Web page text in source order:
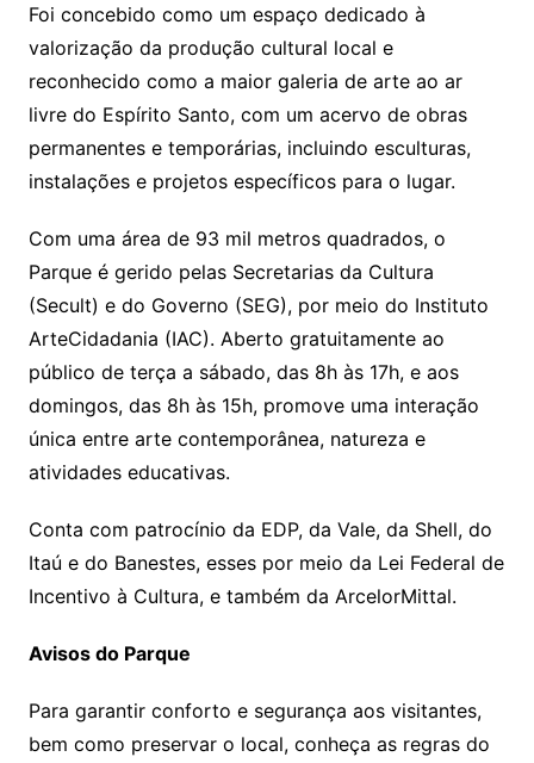
Foi concebido como um espaço dedicado à
valorização da produção cultural local e
reconhecido como a maior galeria de arte ao ar
livre do Espírito Santo, com um acervo de obras
permanentes e temporárias, incluindo esculturas,
instalações e projetos específicos para o lugar.
Com uma área de 93 mil metros quadrados, o
Parque é gerido pelas Secretarias da Cultura
(Secult) e do Governo (SEG), por meio do Instituto
ArteCidadania (IAC). Aberto gratuitamente ao
público de terça a sábado, das 8h às 17h, e aos
domingos, das 8h às 15h, promove uma interação
única entre arte contemporânea, natureza e
atividades educativas.
Conta com patrocínio da EDP, da Vale, da Shell, do
Itaú e do Banestes, esses por meio da Lei Federal de
Incentivo à Cultura, e também da ArcelorMittal.
Avisos do Parque
Para garantir conforto e segurança aos visitantes,
bem como preservar o local, conheça as regras do